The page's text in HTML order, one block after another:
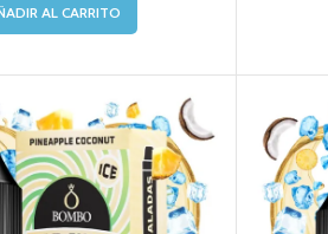
AL CARRITO